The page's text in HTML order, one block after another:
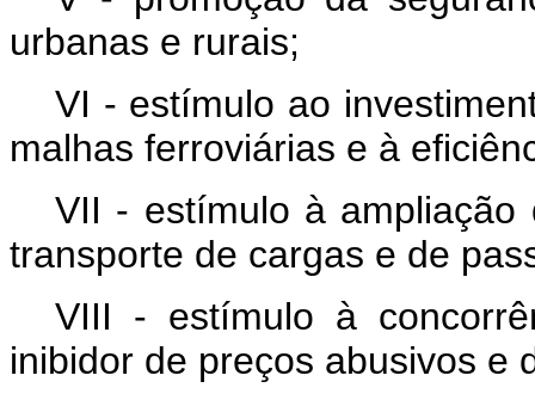
urbanas e rurais;
VI - estímulo ao
malhas ferroviárias e à
VII - estímulo à
transporte de cargas e de
VIII - estímulo à
inibidor de preços abusivos e